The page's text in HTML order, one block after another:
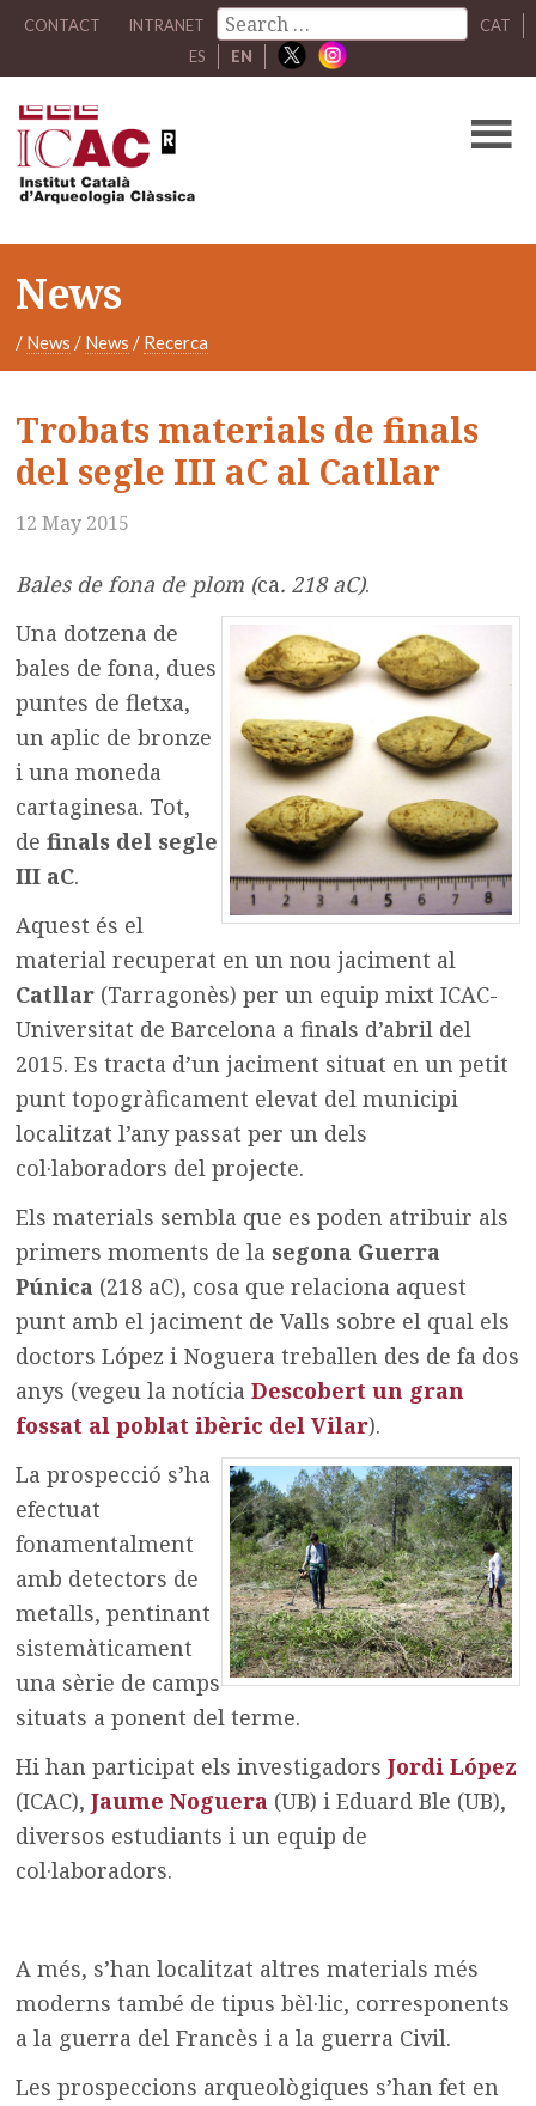
CONTACT INTRANET
CAT
ES
EN
News
/ News / News / Recerca
Trobats materials de finals
del segle III aC al Catllar
12 May 2015
Bales de fona de plom (ca. 218 aC).
Una dotzena de
bales de fona, dues
puntes de fletxa,
un aplic de bronze
i una moneda
cartaginesa. Tot,
definals del segle
III aC.
Aquest és el
material recuperat en un nou jaciment al
Catllar (Tarragonès) per un equip mixt ICAC-
Universitat de Barcelona a finals d’abril del
2015. Es tracta d’un jaciment situat en un petit
punt topogràficament elevat del municipi
localitzat l’any passat per un dels
col·laboradors del projecte.
Els materials sembla que es poden atribuir als
primers moments de la segona Guerra
Púnica (218 aC), cosa que relaciona aquest
punt amb el jaciment de Valls sobre el qual els
doctors López i Noguera treballen des de fa dos
anys (vegeu la notíciaDescobert un gran
fossat al poblat ibèric del Vilar).
La prospecció s’ha
efectuat
fonamentalment
amb detectors de
metalls, pentinant
sistemàticament
una sèrie de camps
situats a ponent del terme.
Hi han participat els investigadorsJordi López
(ICAC),Jaume Noguera (UB) i Eduard Ble (UB),
diversos estudiants i un equip de
col·laboradors.
A més, s’han localitzat altres materials més
moderns també de tipus bèl·lic, corresponents
a la guerra del Francès i a la guerra Civil.
Les prospeccions arqueològiques s’han fet en